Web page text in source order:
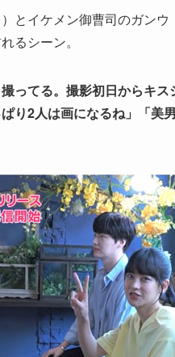
とイケメン御曹司のガン
るシーン。
ってる。撮影初日からキス
ぱり2人は画になるね」「美